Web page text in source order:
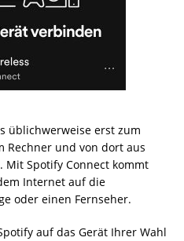
üblichwerweise erst zum
Rechner und von dort aus
Spotify Connect kommt
Internet auf die
oder einen Fernseher.
auf das Gerät Ihrer Wahl